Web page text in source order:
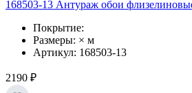
168503-13 Антураж обои
Покрытие:
Размеры: × м
Артикул: 168503-13
2190 ₽